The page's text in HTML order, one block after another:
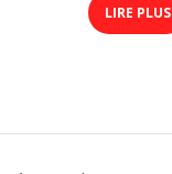
LIRE PLUS